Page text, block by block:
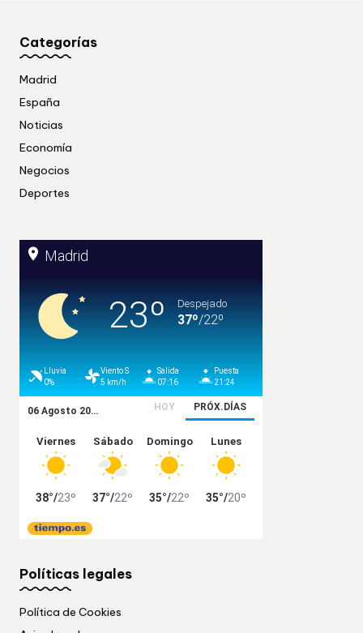
Categorías
Madrid
España
Noticias
Economía
Negocios
Deportes
Políticas legales
Política de Cookies